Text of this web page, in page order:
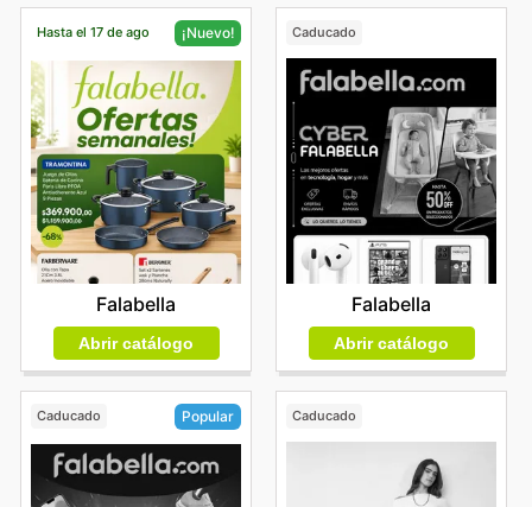
Hasta el 17 de ago ¡Nuevo!
Falabella
Abrir catálogo
Caducado
Falabella
Abrir catálogo
Caducado Popular Caducado